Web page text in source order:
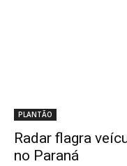
PLANTÃO
Radar flagra
no Paraná